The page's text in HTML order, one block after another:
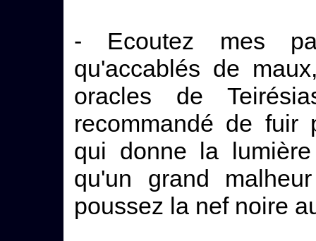
- Ecoutez mes
qu'accablés de
oracles de
recommandé de fuir
qui donne la
qu'un grand
poussez la nef noire